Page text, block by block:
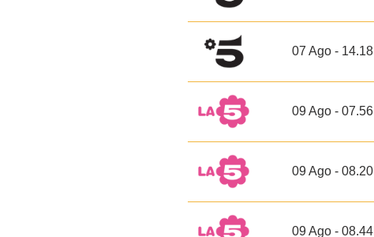
07 Ago - 14.18
09 Ago - 07.56
09 Ago - 08.20
09 Ago - 08.44